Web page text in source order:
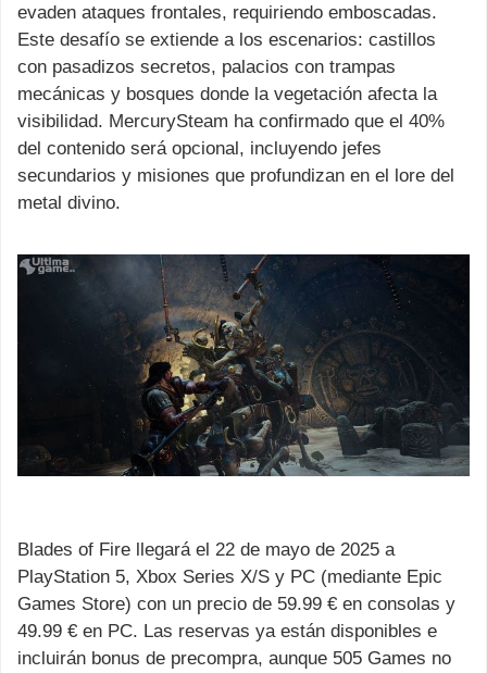
evaden ataques frontales, requiriendo emboscadas.
Este desafío se extiende a los escenarios: castillos
con pasadizos secretos, palacios con trampas
mecánicas y bosques donde la vegetación afecta la
visibilidad. MercurySteam ha confirmado que el 40%
del contenido será opcional, incluyendo jefes
secundarios y misiones que profundizan en el lore del
metal divino.
Blades of Fire llegará el 22 de mayo de 2025 a
PlayStation 5, Xbox Series X/S y PC (mediante Epic
Games Store) con un precio de 59.99 € en consolas y
49.99 € en PC. Las reservas ya están disponibles e
incluirán bonus de precompra, aunque 505 Games no